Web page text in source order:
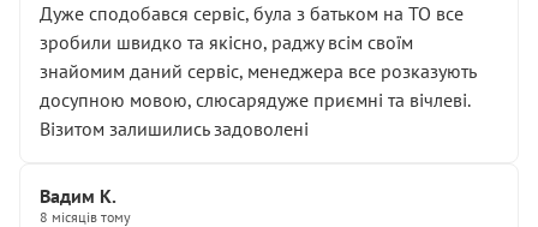
Дуже сподобався сервіс, була з батьком на ТО все
зробили швидко та якісно, раджу всім своїм
знайомим даний сервіс, менеджера все розказують
досупною мовою, слюсарядуже приємні та вічлеві.
Візитом залишились задоволені
Вадим К.
8 місяців тому